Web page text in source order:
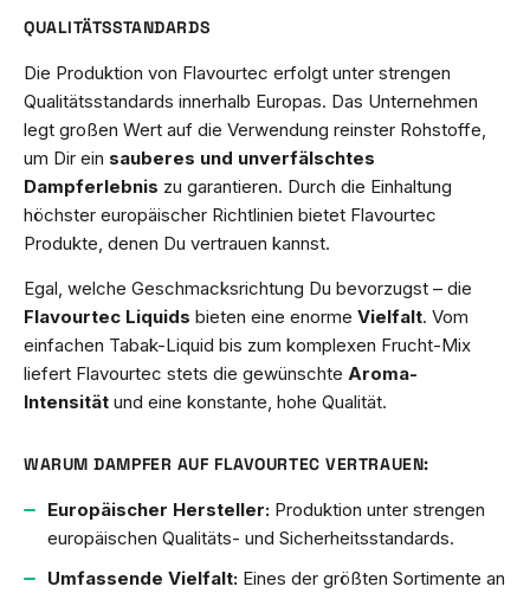
QUALITÄTSSTANDARDS
Die Produktion von Flavourtec erfolgt unter strengen
Qualitätsstandards innerhalb Europas. Das Unternehmen
legt großen Wert auf die Verwendung reinster Rohstoffe,
um Dir ein sauberes und unverfälschtes
Dampferlebnis zu garantieren. Durch die Einhaltung
höchster europäischer Richtlinien bietet Flavourtec
Produkte, denen Du vertrauen kannst.
Egal, welche Geschmacksrichtung Du bevorzugst – die
Flavourtec Liquids bieten eine enorme Vielfalt. Vom
einfachen Tabak-Liquid bis zum komplexen Frucht-Mix
liefert Flavourtec stets die gewünschte Aroma-
Intensität und eine konstante, hohe Qualität.
WARUM DAMPFER AUF FLAVOURTEC VERTRAUEN:
Europäischer Hersteller: Produktion unter strengen
europäischen Qualitäts- und Sicherheitsstandards.
Umfassende Vielfalt: Eines der größten Sortimente an